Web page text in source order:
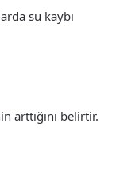
su kaybı
arttığını belirtir.